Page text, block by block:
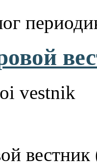
vestnik